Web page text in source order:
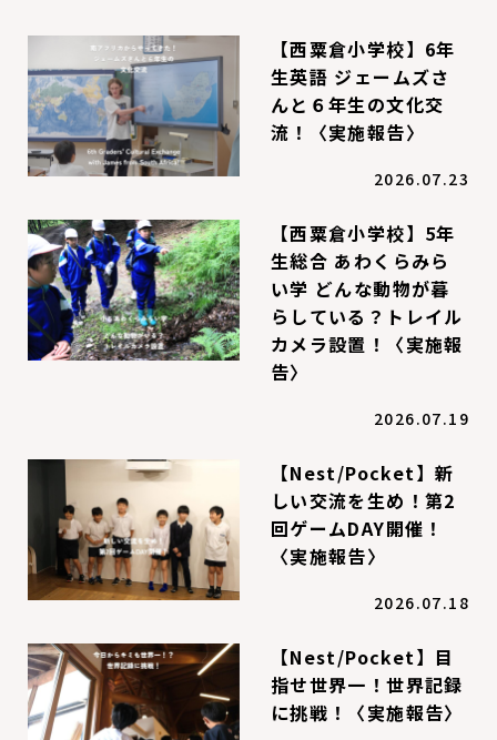
【西粟倉小学校】6年
生英語 ジェームズさ
んと６年生の文化交
流！〈実施報告〉
2026.07.23
【西粟倉小学校】5年
生総合 あわくらみら
い学 どんな動物が暮
らしている？トレイル
カメラ設置！〈実施報
告〉
2026.07.19
【Nest/Pocket】新
しい交流を生め！第2
回ゲームDAY開催！
〈実施報告〉
2026.07.18
【Nest/Pocket】目
指せ世界一！世界記録
に挑戦！〈実施報告〉